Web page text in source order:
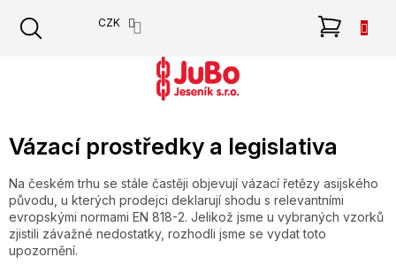
obsah
CZK
Vázací prostředky a legislativa
Na českém trhu se stále častěji objevují vázací řetězy asijského
původu, u kterých prodejci deklarují shodu s relevantními
evropskými normami EN 818-2. Jelikož jsme u vybraných vzorků
zjistili závažné nedostatky, rozhodli jsme se vydat toto
upozornění.